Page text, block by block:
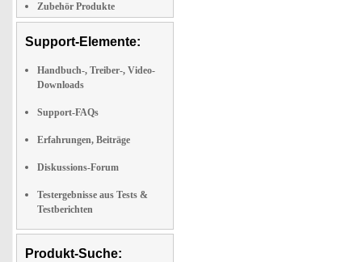
Zubehör Produkte
Support-Elemente:
Handbuch-, Treiber-, Video-
Downloads
Support-FAQs
Erfahrungen, Beiträge
Diskussions-Forum
Testergebnisse aus Tests &
Testberichten
Produkt-Suche: